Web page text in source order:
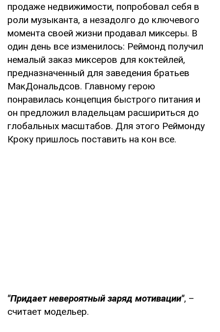
продаже недвижимости, попробовал себя в
роли музыканта, а незадолго до ключевого
момента своей жизни продавал миксеры. В
один день все изменилось: Реймонд получил
немалый заказ миксеров для коктейлей,
предназначенный для заведения братьев
МакДональдсов. Главному герою
понравилась концепция быстрого питания и
он предложил владельцам расшириться до
глобальных масштабов. Для этого Реймонду
Кроку пришлось поставить на кон все.
"Придает невероятный заряд мотивации", –
считает модельер.